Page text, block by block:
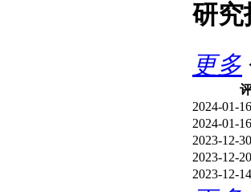
研究
更多
2024-01-16
2024-01-16
2023-12-30
2023-12-20
2023-12-14